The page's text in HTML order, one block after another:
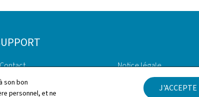
son bon
personnel, et ne
J'ACCEPTE
Contact
Plan du site
Notice légale
Déclaration d'accessibilité